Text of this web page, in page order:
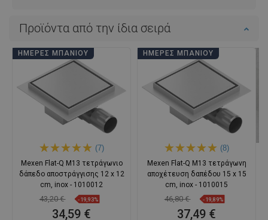
Προϊόντα από την ίδια σειρά
ΗΜΈΡΕΣ ΜΠΆΝΙΟΥ
(7)
Mexen Flat-Q M13 τετράγωνιο
δάπεδο αποστράγγισης 12 x 12
cm, inox - 1010012
43,20 € -19,93%
34,59 €
ΗΜΈΡΕΣ ΜΠΆΝΙΟΥ
(8)
Mexen Flat-Q M13 τετράγωνη
αποχέτευση δαπέδου 15 x 15
cm, inox - 1010015
46,80 € -19,89%
37,49 €